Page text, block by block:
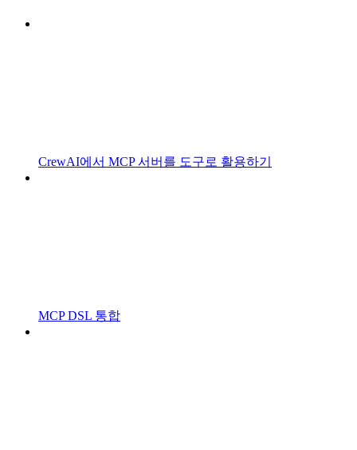
CrewAI에서 MCP 서버를 도구로 활용하기
MCP DSL 통합